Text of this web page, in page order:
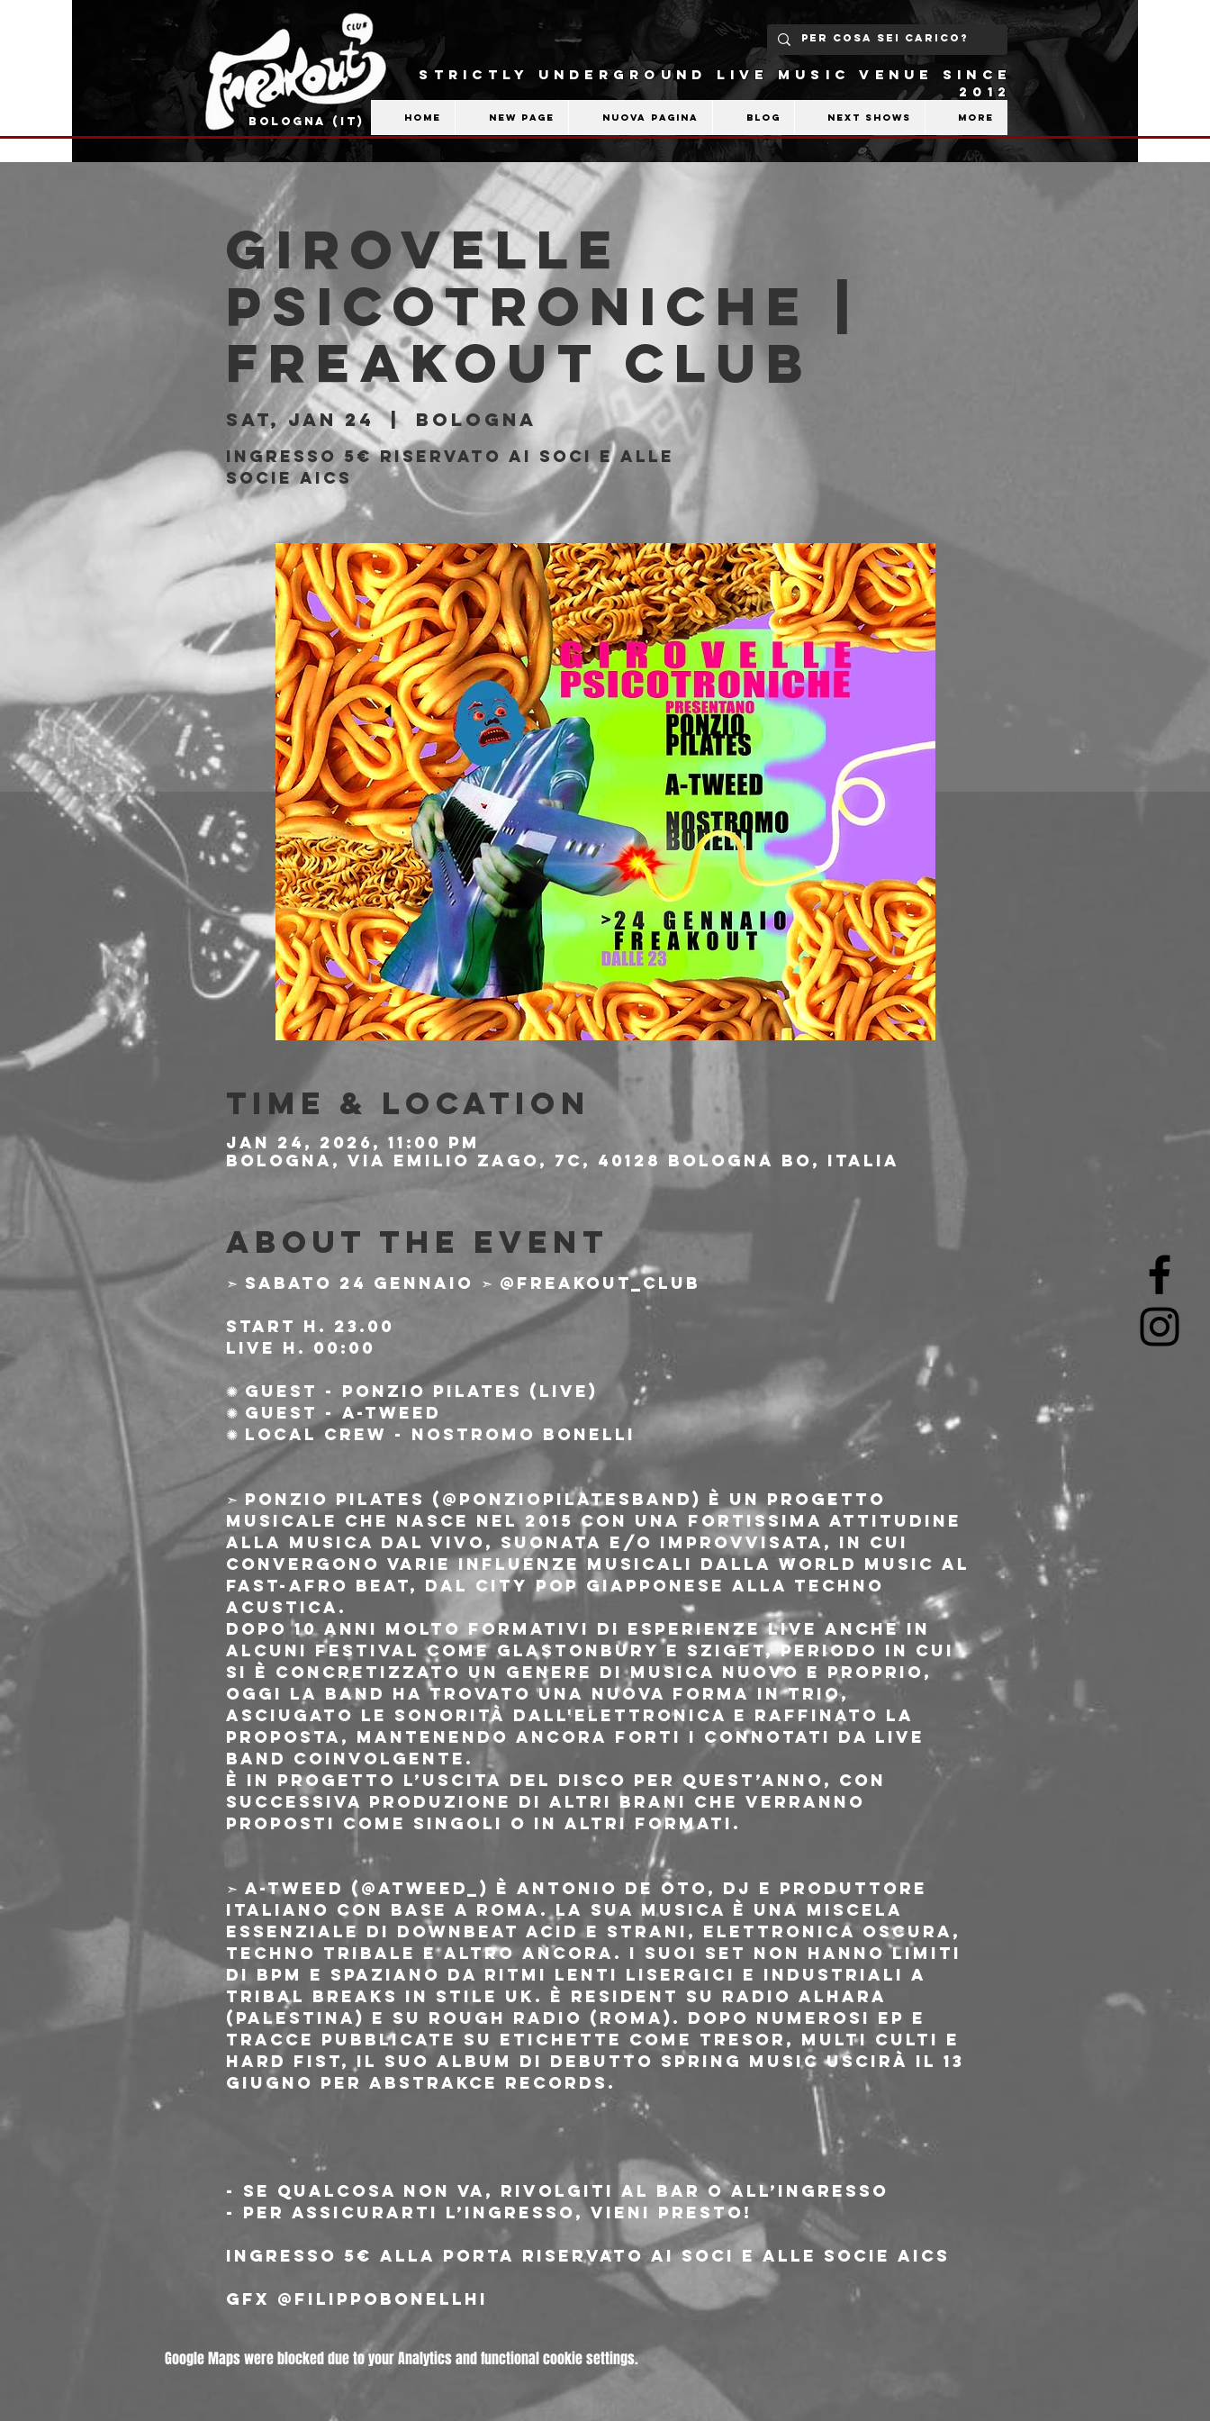
BOLOGNA (IT)
STRICTLY UNDERGROUND LIVE MUSIC VENUE SINCE
2012
Home New Page Nuova pagina Blog Next shows More
Girovelle
Psicotroniche |
Freakout Club
Sat, Jan 24
  |
Bologna
Ingresso 5€ riservato ai soci e alle
socie AICS
Time & Location
Jan 24, 2026, 11:00 PM
Bologna, Via Emilio Zago, 7c, 40128 Bologna BO, Italia
About the event
➣ Sabato 24 Gennaio ➣ @freakout_club
start h. 23.00
live h. 00:00
✺ Guest - Ponzio Pilates (LIVE)
✺ Guest - A-Tweed
✺ Local Crew - Nostromo Bonelli
➣ Ponzio Pilates (@ponziopilatesband) è un progetto
musicale che nasce nel 2015 con una fortissima attitudine
alla musica dal vivo, suonata e/o improvvisata, in cui
convergono varie influenze musicali dalla world music al
fast-afro beat, dal city pop giapponese alla techno
acustica.
Dopo 10 anni molto formativi di esperienze live anche in
alcuni festival come Glastonbury e Sziget, periodo in cui
si è concretizzato un genere di musica nuovo e proprio,
oggi la band ha trovato una nuova forma in trio,
asciugato le sonorità dall'elettronica e raffinato la
proposta, mantenendo ancora forti i connotati da live
band coinvolgente.
È in progetto l’uscita del disco per quest’anno, con
successiva produzione di altri brani che verranno
proposti come singoli o in altri formati.
➣ A-Tweed (@atweed_) è Antonio De Oto, DJ e produttore
italiano con base a Roma. La sua musica è una miscela
essenziale di downbeat acid e strani, elettronica oscura,
techno tribale e altro ancora. I suoi set non hanno limiti
di BPM e spaziano da ritmi lenti lisergici e industriali a
tribal breaks in stile UK. È resident su Radio Alhara
(Palestina) e su Rough Radio (Roma). Dopo numerosi EP e
tracce pubblicate su etichette come Tresor, Multi Culti e
Hard Fist, il suo album di debutto Spring Music uscirà il 13
giugno per Abstrakce Records.
- se qualcosa non va, rivolgiti al bar o all’ingresso
- per assicurarti l’ingresso, vieni presto!
Ingresso 5€ alla porta riservato ai soci e alle socie AICS
gfx @filippobonellhi
Google Maps were blocked due to your Analytics and functional cookie settings.